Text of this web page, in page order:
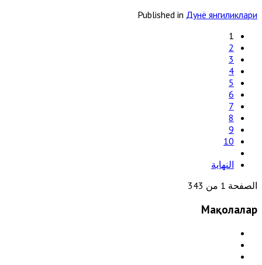
Published in Дунё янгиликлари
1
2
3
4
5
6
7
8
9
10
النهاية
الصفحة 1 من 343
Мақолалар